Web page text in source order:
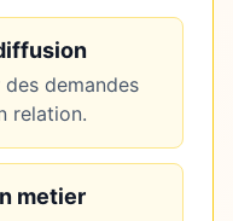
des demandes
relation.
metier